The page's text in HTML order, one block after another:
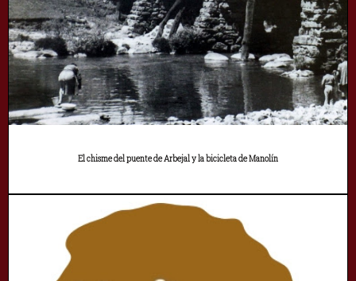
El chisme del puente de Arbejal y la bicicleta de Manolín